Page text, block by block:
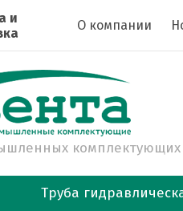
и
О компании
комплектующих
Труба